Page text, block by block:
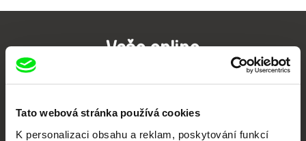
Tato webová stránka používá cookies
K personalizaci obsahu a reklam, poskytování funkcí
Vaše online
Nové festivalové filmy
každý týden